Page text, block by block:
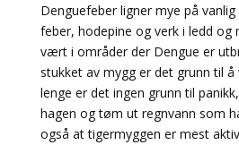
Denguefeber ligner mye på
feber, hodepine og verk i ledd og
vært i områder der Dengue er
stukket av mygg er det grunn til
lenge er det ingen grunn til
hagen og tøm ut regnvann som
også at tigermyggen er mest